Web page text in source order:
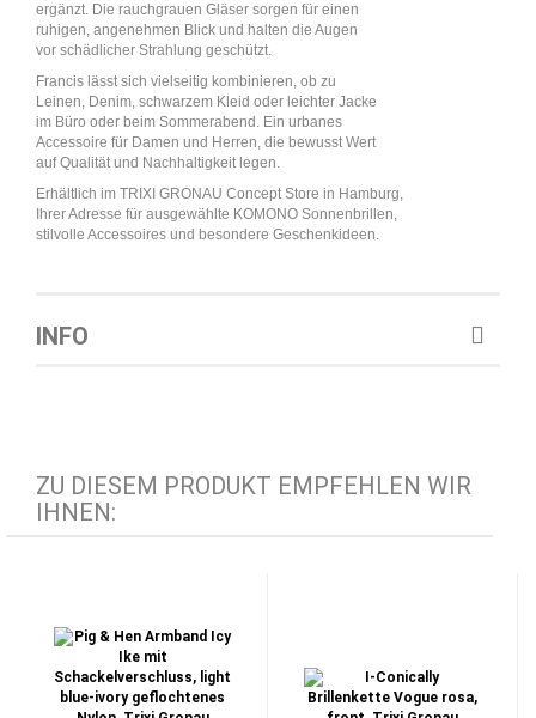
ergänzt. Die rauchgrauen Gläser sorgen für einen
ruhigen, angenehmen Blick und halten die Augen
vor schädlicher Strahlung geschützt.
Francis lässt sich vielseitig kombinieren, ob zu
Leinen, Denim, schwarzem Kleid oder leichter Jacke
im Büro oder beim Sommerabend. Ein urbanes
Accessoire für Damen und Herren, die bewusst Wert
auf Qualität und Nachhaltigkeit legen.
Erhältlich im TRIXI GRONAU Concept Store in Hamburg,
Ihrer Adresse für ausgewählte KOMONO Sonnenbrillen,
stilvolle Accessoires und besondere Geschenkideen.
INFO
ZU DIESEM PRODUKT EMPFEHLEN WIR
IHNEN: